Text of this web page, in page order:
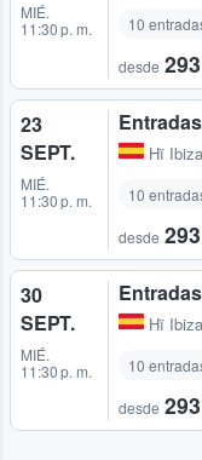
MIÉ.
11:30 p. m.
10
desde
23
SEPT.
MIÉ.
11:30 p. m.
Hï Ibiza
10
desde
30
SEPT.
MIÉ.
11:30 p. m.
Hï Ibiza
10
desde